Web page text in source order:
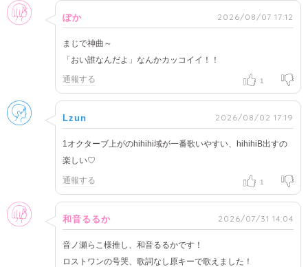
女性
ぽか 2026/08/07 17:12
まじで神曲～
「おい誰なんだよ」なんかカッコイイ！！
通報する 1
男性
Lzun 2026/08/02 17:19
1オクターブ上がのhihihi域が一番歌いやすい、hihihiB出すの
楽しい♡
通報する 1
女性
和音るるか 2026/07/31 14:04
音ノ瀬らこ様推し、和音るるかです！
ロストワンの号哭、歌詞なし原キーで歌えました！